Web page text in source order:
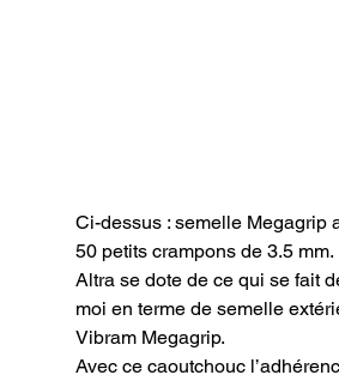
Ci-dessus : semelle Megagrip
50 petits crampons de 3.5 mm.
Altra se dote de ce qui se fait
moi en terme de semelle
Vibram Megagrip.
Avec ce caoutchouc